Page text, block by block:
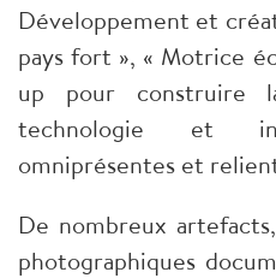
Développement et
pays fort », « Motrice
up pour construire
technologie et
omniprésentes et
De nombreux
photographiques